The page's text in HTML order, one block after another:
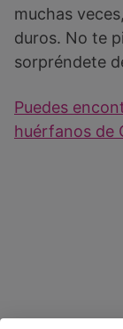
muchas
duros. No te
sorpréndete
Puedes
huérfanos de